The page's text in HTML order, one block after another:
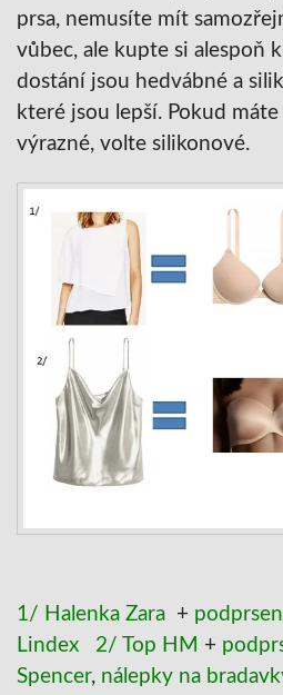
prsa, nemusíte mít
vůbec, ale kupte si alespoň
dostání jsou hedvábné a
které jsou lepší. Pokud
výrazné, volte silikonové.
1/ Halenka Zara +
Lindex
2/ Top HM +
Spencer, nálepky na